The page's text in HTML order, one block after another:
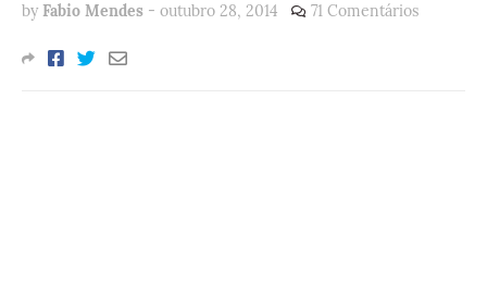
by Fabio Mendes - outubro 28, 2014 71 Comentários